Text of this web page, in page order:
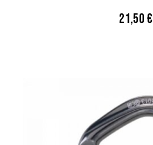
21,50€